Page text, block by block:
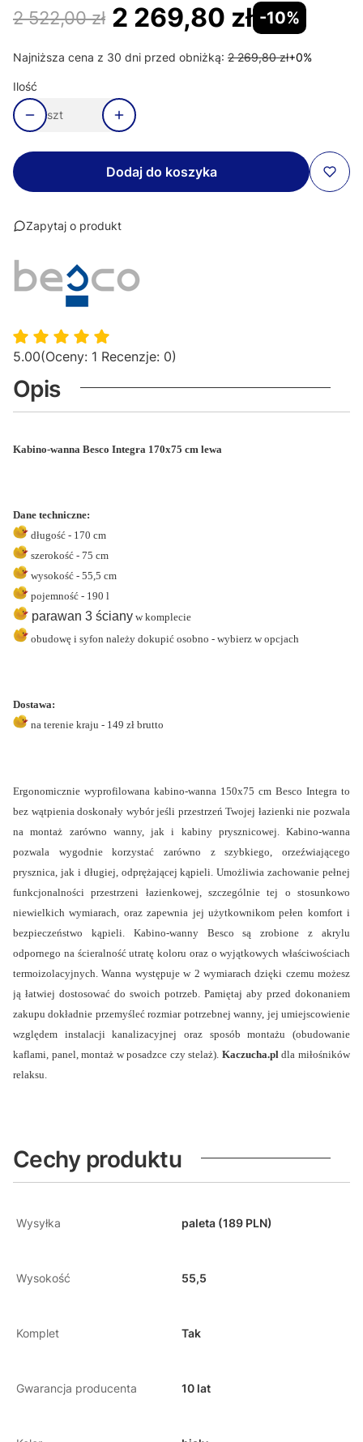
2 522,00 zł 2 269,80 zł -10%
Najniższa cena z 30 dni przed obniżką: 2 269,80 zł+0%
Ilość
szt
Dodaj do koszyka
Zapytaj o produkt
5.00(Oceny: 1 Recenzje: 0)
Opis
Kabino-wanna Besco Integra 170x75 cm lewa
Dane techniczne:
długość - 170 cm
szerokość - 75 cm
wysokość - 55,5 cm
pojemność - 190 l
parawan 3 ściany w komplecie
obudowę i syfon należy dokupić osobno - wybierz w opcjach
Dostawa:
na terenie kraju - 149 zł brutto
Ergonomicznie wyprofilowana kabino-wanna 150x75 cm Besco Integra to
bez wątpienia doskonały wybór jeśli przestrzeń Twojej łazienki nie pozwala
na montaż zarówno wanny, jak i kabiny prysznicowej. Kabino-wanna
pozwala wygodnie korzystać zarówno z szybkiego, orzeźwiającego
prysznica, jak i długiej, odprężającej kąpieli. Umożliwia zachowanie pełnej
funkcjonalności przestrzeni łazienkowej, szczególnie tej o stosunkowo
niewielkich wymiarach, oraz zapewnia jej użytkownikom pełen komfort i
bezpieczeństwo kąpieli.
Kabino-wannyBesco są zrobione z akrylu
odpornego na ścieralność utratę koloru oraz o wyjątkowych właściwościach
termoizolacyjnych.Wanna występuje w 2 wymiarach dzięki czemu możesz
ją łatwiej dostosować do swoich potrzeb. Pamiętaj aby przed dokonaniem
zakupu dokładnie przemyśleć rozmiar potrzebnej wanny, jej umiejscowienie
względem instalacji kanalizacyjnej oraz sposób montażu (obudowanie
kaflami, panel, montaż w posadzce czy stelaż). Kaczucha.pl dla miłośników
relaksu.
Cechy produktu
Wysyłka paleta (189 PLN)
Wysokość 55,5
Komplet Tak
Gwarancja producenta 10 lat